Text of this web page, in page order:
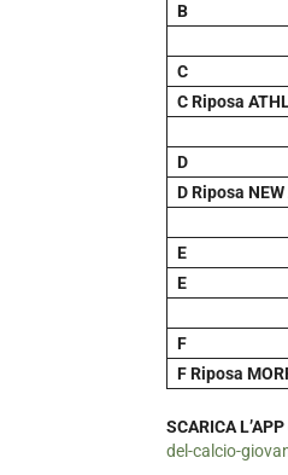
B
C
C Riposa
D
D Riposa
E
E
F
F Riposa
SCARICA
del-calcio-